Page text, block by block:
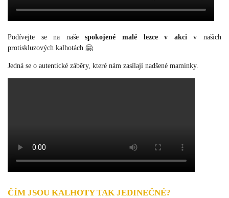
Podívejte se na našespokojené malé lezce v akciv našich
protiskluzových kalhotách 🤗
Jedná se o autentické záběry, které nám zasílají nadšené maminky.
ČÍM JSOU KALHOTY TAK JEDINEČNÉ?